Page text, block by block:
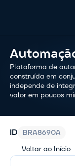
Plataforma de
construída em
independe de
valor em poucos
Voltar ao Início
ID BRA8690A